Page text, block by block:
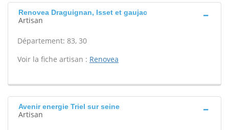
Renovea Draguignan, Isset et gaujac
Artisan
Département: 83, 30
Voir la fiche artisan : Renovea
Avenir energie Triel sur seine
Artisan